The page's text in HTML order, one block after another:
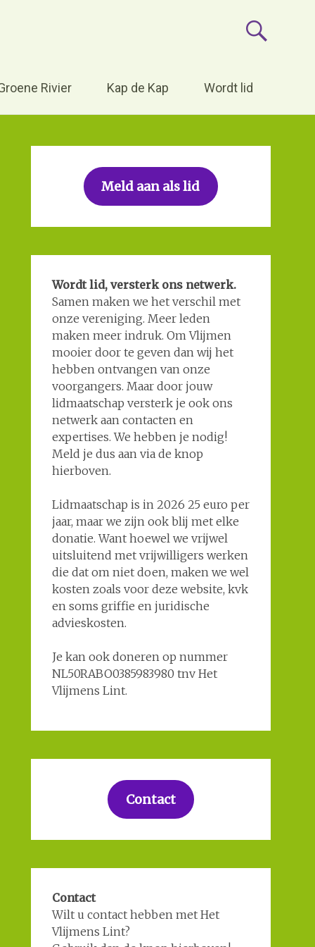
Rivier Kap de Kap Wordt lid
Meld aan als lid
Wordt lid, versterk ons netwerk.
Samen maken we het verschil met
onze vereniging. Meer leden
maken meer indruk. Om Vlijmen
mooier door te geven dan wij het
hebben ontvangen van onze
voorgangers. Maar door jouw
lidmaatschap versterk je ook ons
netwerk aan contacten en
expertises. We hebben je nodig!
Meld je dus aan via de knop
hierboven.
Lidmaatschap is in 2026 25 euro per
jaar, maar we zijn ook blij met elke
donatie. Want hoewel we vrijwel
uitsluitend met vrijwilligers werken
die dat om niet doen, maken we wel
kosten zoals voor deze website, kvk
en soms griffie en juridische
advieskosten.
Je kan ook doneren op nummer
NL50RABO0385983980 tnv Het
Vlijmens Lint.
Contact
Contact
Wilt u contact hebben met Het
Vlijmens Lint?